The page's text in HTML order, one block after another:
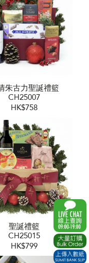
朱古力聖誕禮籃
CH25007
HK$758
聖誕禮籃
CH25015
HK$799